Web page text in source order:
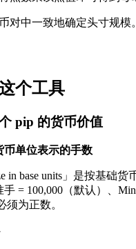
对中一致地确定头寸规模。
个工具
pip 的货币价值
币单位表示的手数
in base units」是按基础
= 100,000（默认）、
须为正数。